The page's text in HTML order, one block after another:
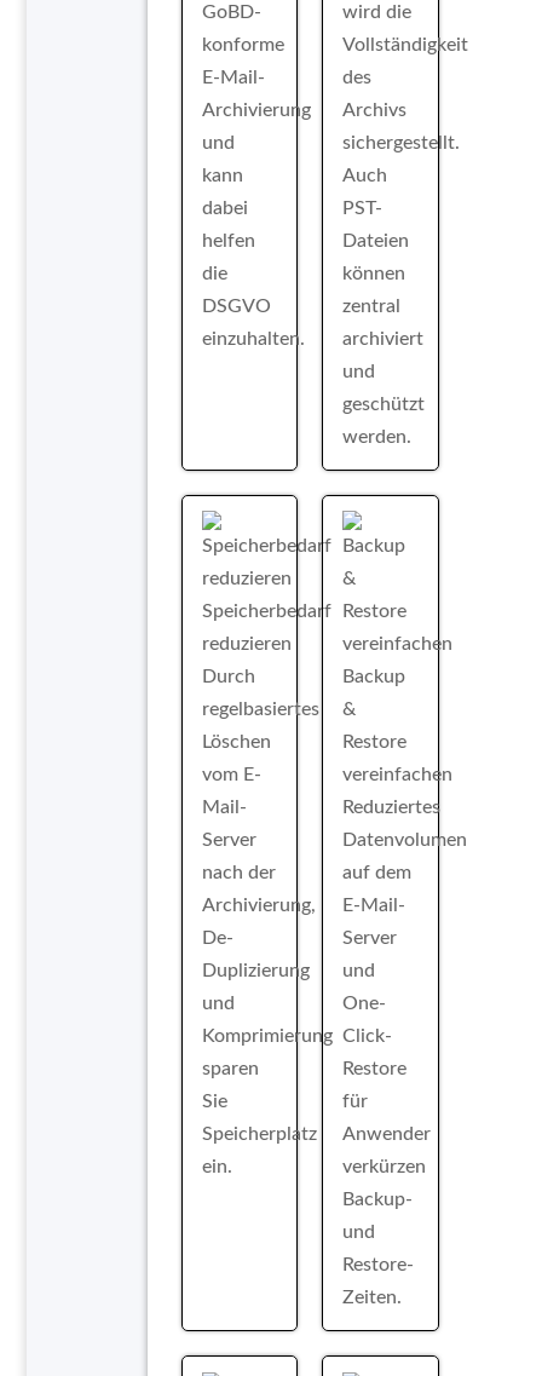
GoBD-
konforme
E-Mail-
Archivierung
und
kann
dabei
helfen
die
DSGVO
einzuhalten.
wird die
Vollständigkeit
des
Archivs
sichergestellt.
Auch
PST-
Dateien
können
zentral
archiviert
und
geschützt
werden.
Speicherbedarf
reduzieren
Durch
regelbasiertes
Löschen
vom E-
Mail-
Server
nach der
Archivierung,
De-
Duplizierung
und
Komprimierung
sparen
Sie
Speicherplatz
ein.
Backup
&
Restore
vereinfachen
Reduziertes
Datenvolumen
auf dem
E-Mail-
Server
und
One-
Click-
Restore
für
Anwender
verkürzen
Backup-
und
Restore-
Zeiten.